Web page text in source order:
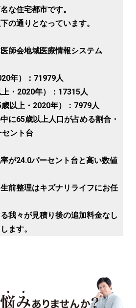
な住宅都市です。
の通りとなっています。
師会地域医療情報システム
年）：71979人
・2020年）：17315人
以上・2020年）：7979人
に65歳以上人口が占める割合・
ント台
が24.0パーセント台と高い数値
前整理はキズナリライフにお任
我々が見積り後の追加料金なし
ます。